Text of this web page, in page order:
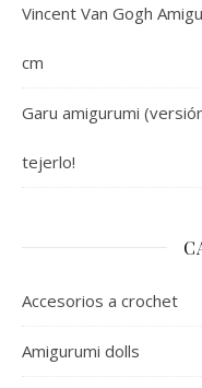
Vincent Van Gogh
cm
Garu amigurumi
tejerlo!
Accesorios a crochet
Amigurumi dolls